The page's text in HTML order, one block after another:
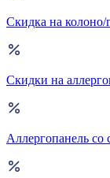
Скидка на колоно/
Скидки на
Аллергопанель со